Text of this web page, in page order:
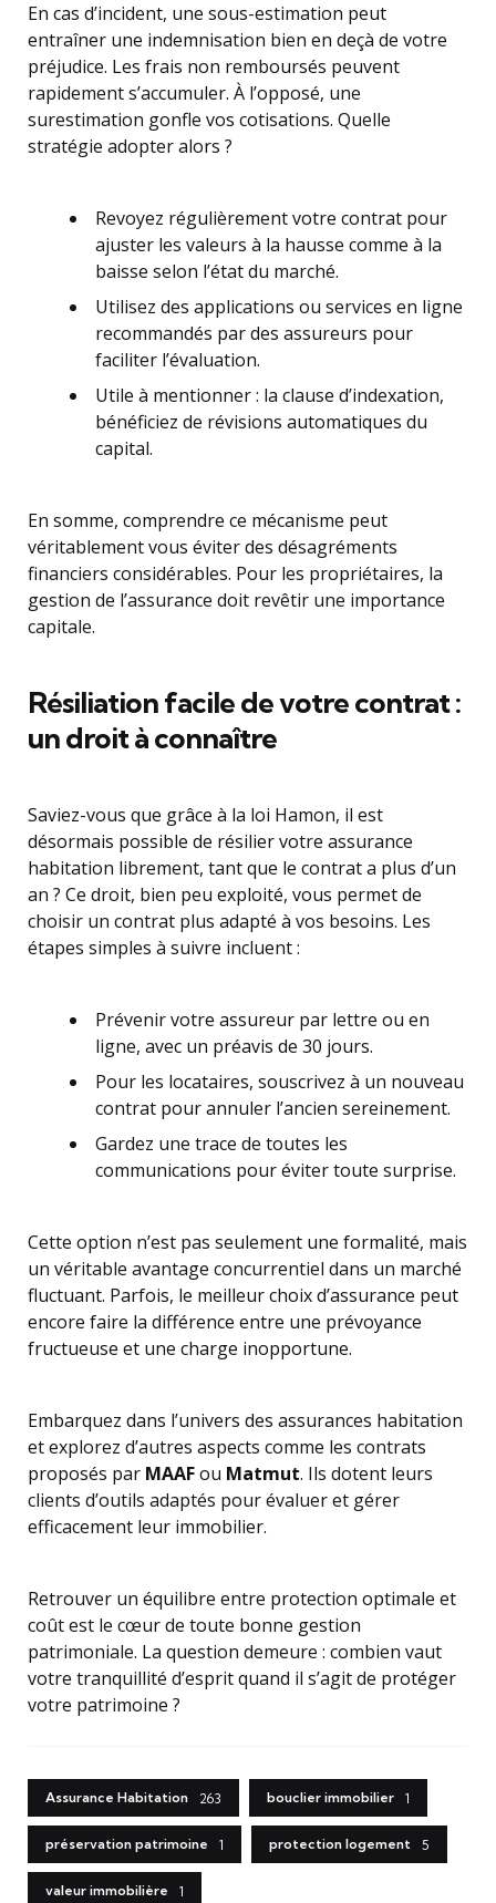
En cas d’incident, une sous-estimation peut
entraîner une indemnisation bien en deçà de votre
préjudice. Les frais non remboursés peuvent
rapidement s’accumuler. À l’opposé, une
surestimation gonfle vos cotisations. Quelle
stratégie adopter alors ?
Revoyez régulièrement votre contrat pour
ajuster les valeurs à la hausse comme à la
baisse selon l’état du marché.
Utilisez des applications ou services en ligne
recommandés par des assureurs pour
faciliter l’évaluation.
Utile à mentionner : la clause d’indexation,
bénéficiez de révisions automatiques du
capital.
En somme, comprendre ce mécanisme peut
véritablement vous éviter des désagréments
financiers considérables. Pour les propriétaires, la
gestion de l’assurance doit revêtir une importance
capitale.
Résiliation facile de votre contrat :
un droit à connaître
Saviez-vous que grâce à la loi Hamon, il est
désormais possible de résilier votre assurance
habitation librement, tant que le contrat a plus d’un
an ? Ce droit, bien peu exploité, vous permet de
choisir un contrat plus adapté à vos besoins. Les
étapes simples à suivre incluent :
Prévenir votre assureur par lettre ou en
ligne, avec un préavis de 30 jours.
Pour les locataires, souscrivez à un nouveau
contrat pour annuler l’ancien sereinement.
Gardez une trace de toutes les
communications pour éviter toute surprise.
Cette option n’est pas seulement une formalité, mais
un véritable avantage concurrentiel dans un marché
fluctuant. Parfois, le meilleur choix d’assurance peut
encore faire la différence entre une prévoyance
fructueuse et une charge inopportune.
Embarquez dans l’univers des assurances habitation
et explorez d’autres aspects comme les contrats
proposés par MAAFou Matmut. Ils dotent leurs
clients d’outils adaptés pour évaluer et gérer
efficacement leur immobilier.
Retrouver un équilibre entre protection optimale et
coût est le cœur de toute bonne gestion
patrimoniale. La question demeure : combien vaut
votre tranquillité d’esprit quand il s’agit de protéger
votre patrimoine ?
Assurance Habitation 263 bouclier immobilier 1
préservation patrimoine 1 protection logement 5
valeur immobilière 1